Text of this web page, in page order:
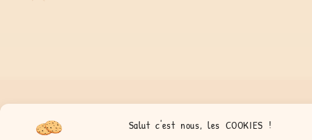
Salut c'est nous, les COOKIES !